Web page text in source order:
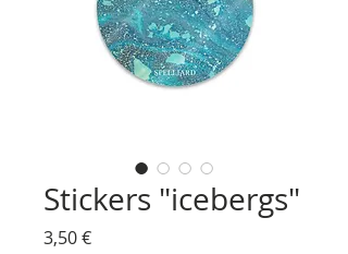
Stickers "icebergs"
3,50 €Prix